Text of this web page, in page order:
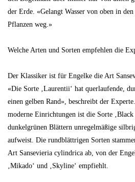
der Erde. «Gelangt Wasser von oben in
Pflanzen weg.»
Welche Arten und Sorten empfehlen die
Der Klassiker ist für Engelke die Art
«Die Sorte ‚Laurentii‘ hat querlaufende,
einen gelben Rand», beschreibt der
moderne Einrichtungen ist die Sorte
dunkelgrünen Blättern unregelmäßige
aufweist. Die rundblättrigen Sorten
Art Sansevieria cylindrica ab, von der
‚Mikado‘ und ‚Skyline‘ empfiehlt.